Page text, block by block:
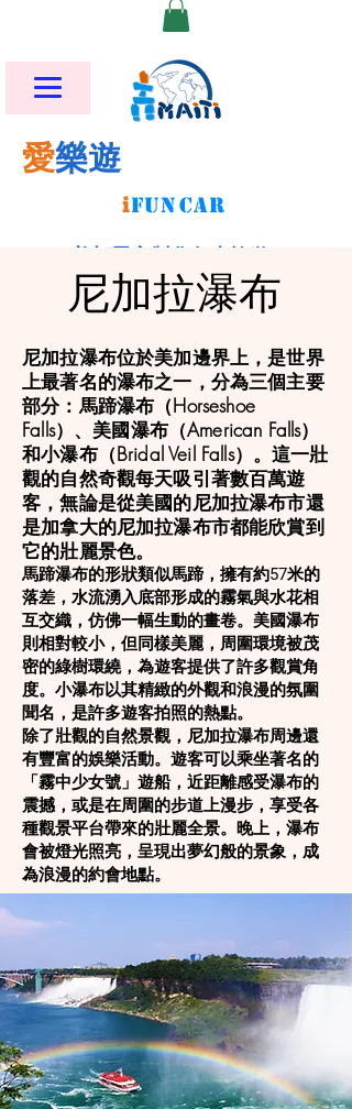
愛樂遊
iFUNCAR
尼加拉瀑布
尼加拉瀑布位於美加邊界上，是世界
上最著名的瀑布之一，分為三個主要
部分：馬蹄瀑布（Horseshoe
Falls）、美國瀑布（American Falls）
和小瀑布（Bridal Veil Falls）。這一壯
觀的自然奇觀每天吸引著數百萬遊
客，無論是從美國的尼加拉瀑布市還
是加拿大的尼加拉瀑布市都能欣賞到
它的壯麗景色。
馬蹄瀑布的形狀類似馬蹄，擁有約57米的
落差，水流湧入底部形成的霧氣與水花相
互交織，仿佛一幅生動的畫卷。美國瀑布
則相對較小，但同樣美麗，周圍環境被茂
密的綠樹環繞，為遊客提供了許多觀賞角
度。小瀑布以其精緻的外觀和浪漫的氛圍
聞名，是許多遊客拍照的熱點。
除了壯觀的自然景觀，尼加拉瀑布周邊還
有豐富的娛樂活動。遊客可以乘坐著名的
「霧中少女號」遊船，近距離感受瀑布的
震撼，或是在周圍的步道上漫步，享受各
種觀景平台帶來的壯麗全景。晚上，瀑布
會被燈光照亮，呈現出夢幻般的景象，成
為浪漫的約會地點。